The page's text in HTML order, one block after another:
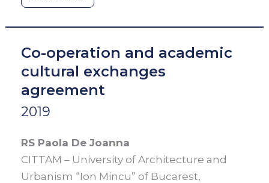
sociale
borghi
storici
da
finanziare
del
PNRR
Co-operation and academic
cultural exchanges
agreement
2019
RS Paola De Joanna
CITTAM – University of Architecture and
Urbanism “Ion Mincu” of Bucarest,